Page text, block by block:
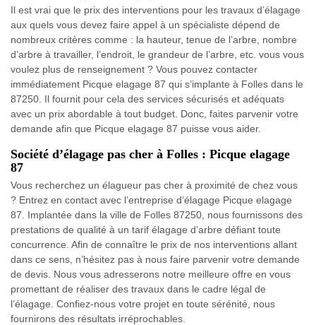
Il est vrai que le prix des interventions pour les travaux d’élagage
aux quels vous devez faire appel à un spécialiste dépend de
nombreux critères comme : la hauteur, tenue de l’arbre, nombre
d’arbre à travailler, l’endroit, le grandeur de l’arbre, etc. vous vous
voulez plus de renseignement ? Vous pouvez contacter
immédiatement Picque elagage 87 qui s’implante à Folles dans le
87250. Il fournit pour cela des services sécurisés et adéquats
avec un prix abordable à tout budget. Donc, faites parvenir votre
demande afin que Picque elagage 87 puisse vous aider.
Société d’élagage pas cher à Folles : Picque elagage
87
Vous recherchez un élagueur pas cher à proximité de chez vous
? Entrez en contact avec l’entreprise d’élagage Picque elagage
87. Implantée dans la ville de Folles 87250, nous fournissons des
prestations de qualité à un tarif élagage d’arbre défiant toute
concurrence. Afin de connaître le prix de nos interventions allant
dans ce sens, n’hésitez pas à nous faire parvenir votre demande
de devis. Nous vous adresserons notre meilleure offre en vous
promettant de réaliser des travaux dans le cadre légal de
l’élagage. Confiez-nous votre projet en toute sérénité, nous
fournirons des résultats irréprochables.